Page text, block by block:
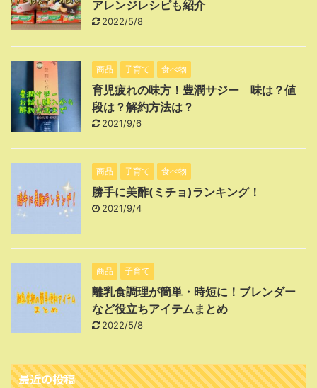
アレンジレシピも紹介
2022/5/8
商品 子育て 食べ物
育児疲れの味方！豊潤サジー 味は？値
段は？解約方法は？
2021/9/6
商品 子育て 食べ物
勝手に美酢(ミチョ)ランキング！
2021/9/4
商品 子育て
離乳食調理が簡単・時短に！ブレンダー
など役立ちアイテムまとめ
2022/5/8
最近の投稿